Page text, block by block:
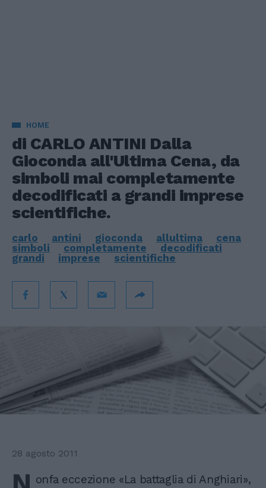
HOME
di CARLO ANTINI Dalla
Gioconda all'Ultima Cena, da
simboli mai completamente
decodificati a grandi imprese
scientifiche.
carlo antini gioconda allultima
cena
simboli
completamente
decodificati
grandi
imprese scientifiche
28 agosto 2011
onfa eccezione «La battaglia di Anghiari»,